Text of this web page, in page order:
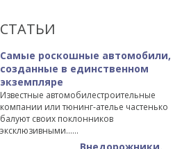
СТАТЬИ
Самые роскошные автомобили,
созданные в единственном
экземпляре
Известные автомобилестроительные
компании или тюнинг-ателье частенько
балуют своих поклонников
эксклюзивными…...